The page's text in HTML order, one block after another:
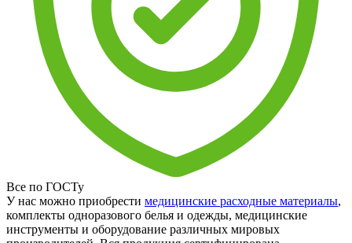
Все по ГОСТу
У нас можно приобрести медицинские расходные материалы,
комплекты одноразового белья и одежды, медицинские
инструменты и оборудование различных мировых